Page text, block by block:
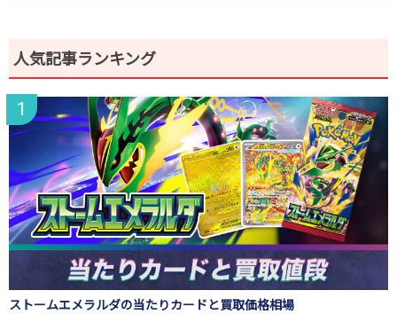
人気記事ランキング
ストームエメラルダの当たりカードと買取価格相場